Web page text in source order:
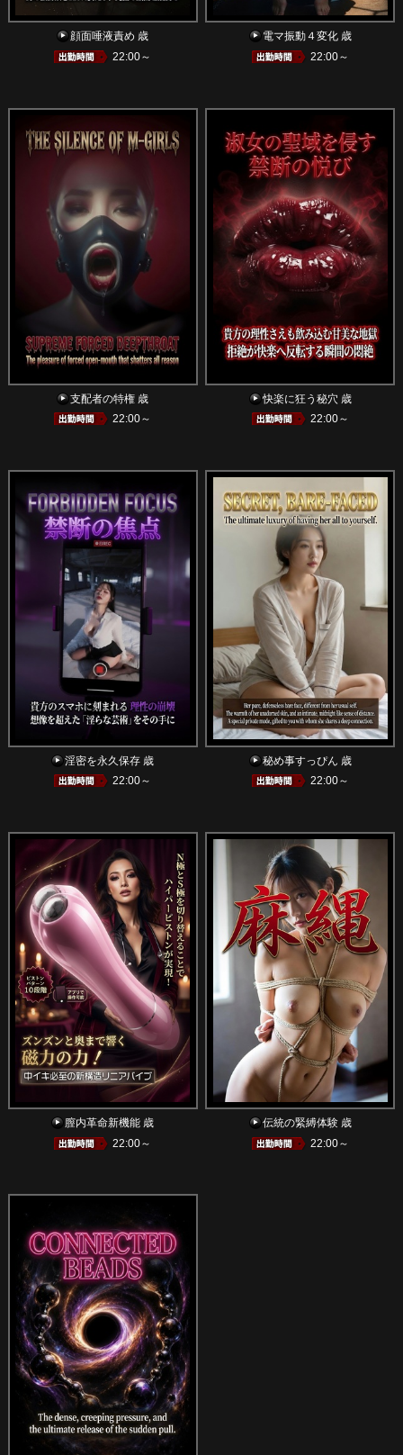
顔面唾液責め 歳
22:00～
電マ振動４変化 歳
22:00～
支配者の特権 歳
22:00～
快楽に狂う秘穴 歳
22:00～
淫密を永久保存 歳
22:00～
秘め事すっぴん 歳
22:00～
膣内革命新機能 歳
22:00～
伝統の緊縛体験 歳
22:00～